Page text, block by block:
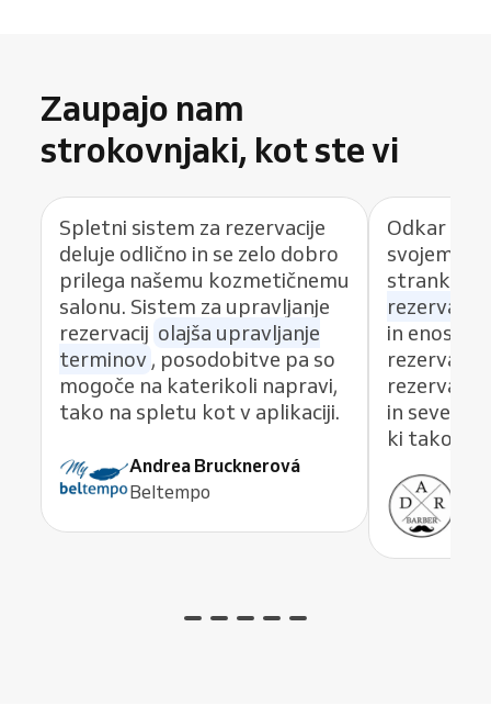
Zaupajo nam
strokovnjaki, kot ste vi
Spletni sistem za rezervacije
deluje odlično in se zelo dobro
prilega našemu kozmetičnemu
salonu. Sistem za upravljanje
rezervacij olajša upravljanje
terminov , posodobitve pa so
mogoče na katerikoli napravi,
tako na spletu kot v aplikaciji.
Andrea Brucknerová
Beltempo
Odkar
svojem
rezervacij
in
in seveda
ki takoj